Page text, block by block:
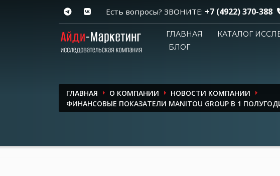
Есть вопросы? ЗВОНИТЕ: +7 (4922) 370-388
ГЛАВНАЯ КАТАЛОГ
БЛОГ
ГЛАВНАЯ О КОМПАНИИ
НОВОСТИ КОМПАНИИ
ФИНАНСОВЫЕ ПОКАЗАТЕЛИ MANITOU GROUP В 1